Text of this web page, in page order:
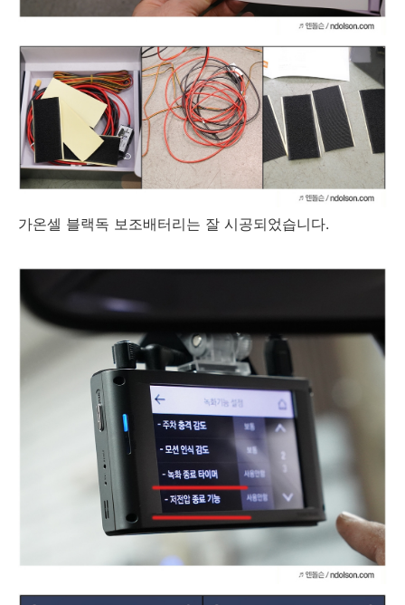
가온셀 블랙독 보조배터리는 잘 시공되었습니다.